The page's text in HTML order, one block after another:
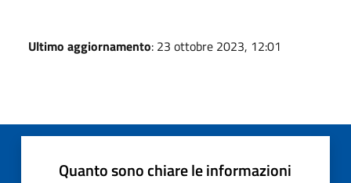
Ultimo aggiornamento: 23 ottobre 2023, 12:01
Quanto sono chiare le informazioni